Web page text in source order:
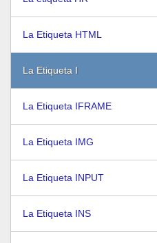
La Etiqueta HTML
La Etiqueta I
La Etiqueta IFRAME
La Etiqueta IMG
La Etiqueta INPUT
La Etiqueta INS